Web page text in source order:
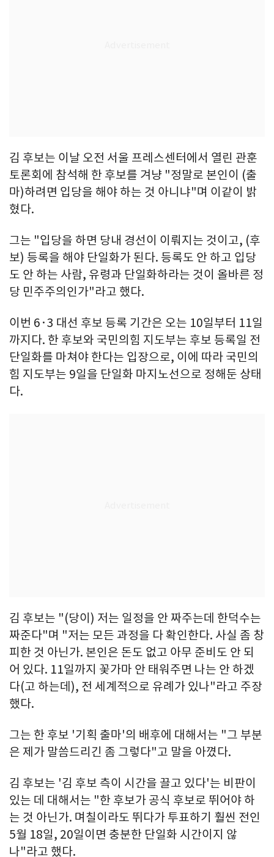
김 후보는 이날 오전 서울 프레스센터에서 열린 관훈
토론회에 참석해 한 후보를 겨냥 "정말로 본인이 (출
마)하려면 입당을 해야 하는 것 아니냐"며 이같이 밝
혔다.
그는 "입당을 하면 당내 경선이 이뤄지는 것이고, (후
보) 등록을 해야 단일화가 된다. 등록도 안 하고 입당
도 안 하는 사람, 유령과 단일화하라는 것이 올바른 정
당 민주주의인가"라고 했다.
이번 6·3 대선 후보 등록 기간은 오는 10일부터 11일
까지다. 한 후보와 국민의힘 지도부는 후보 등록일 전
단일화를 마쳐야 한다는 입장으로, 이에 따라 국민의
힘 지도부는 9일을 단일화 마지노선으로 정해둔 상태
다.
김 후보는 "(당이) 저는 일정을 안 짜주는데 한덕수는
짜준다"며 "저는 모든 과정을 다 확인한다. 사실 좀 창
피한 것 아닌가. 본인은 돈도 없고 아무 준비도 안 되
어 있다. 11일까지 꽃가마 안 태워주면 나는 안 하겠
다(고 하는데), 전 세계적으로 유례가 있나"라고 주장
했다.
그는 한 후보 '기획 출마'의 배후에 대해서는 "그 부분
은 제가 말씀드리긴 좀 그렇다"고 말을 아꼈다.
김 후보는 '김 후보 측이 시간을 끌고 있다'는 비판이
있는 데 대해서는 "한 후보가 공식 후보로 뛰어야 하
는 것 아닌가. 며칠이라도 뛰다가 투표하기 훨씬 전인
5월 18일, 20일이면 충분한 단일화 시간이지 않
나"라고 했다.